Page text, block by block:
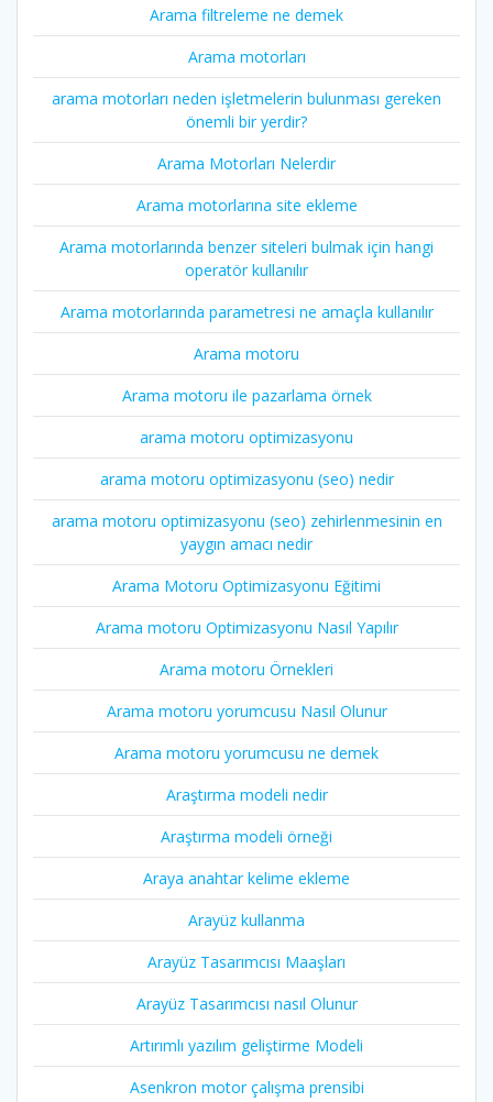
Arama filtreleme ne demek
Arama motorları
arama motorları neden işletmelerin bulunması gereken
önemli bir yerdir?
Arama Motorları Nelerdir
Arama motorlarına site ekleme
Arama motorlarında benzer siteleri bulmak için hangi
operatör kullanılır
Arama motorlarında parametresi ne amaçla kullanılır
Arama motoru
Arama motoru ile pazarlama örnek
arama motoru optimizasyonu
arama motoru optimizasyonu (seo) nedir
arama motoru optimizasyonu (seo) zehirlenmesinin en
yaygın amacı nedir
Arama Motoru Optimizasyonu Eğitimi
Arama motoru Optimizasyonu Nasıl Yapılır
Arama motoru Örnekleri
Arama motoru yorumcusu Nasıl Olunur
Arama motoru yorumcusu ne demek
Araştırma modeli nedir
Araştırma modeli örneği
Araya anahtar kelime ekleme
Arayüz kullanma
Arayüz Tasarımcısı Maaşları
Arayüz Tasarımcısı nasıl Olunur
Artırımlı yazılım geliştirme Modeli
Asenkron motor çalışma prensibi